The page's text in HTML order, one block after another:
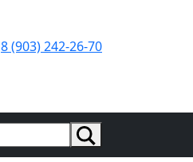
8 (903) 242-26-70